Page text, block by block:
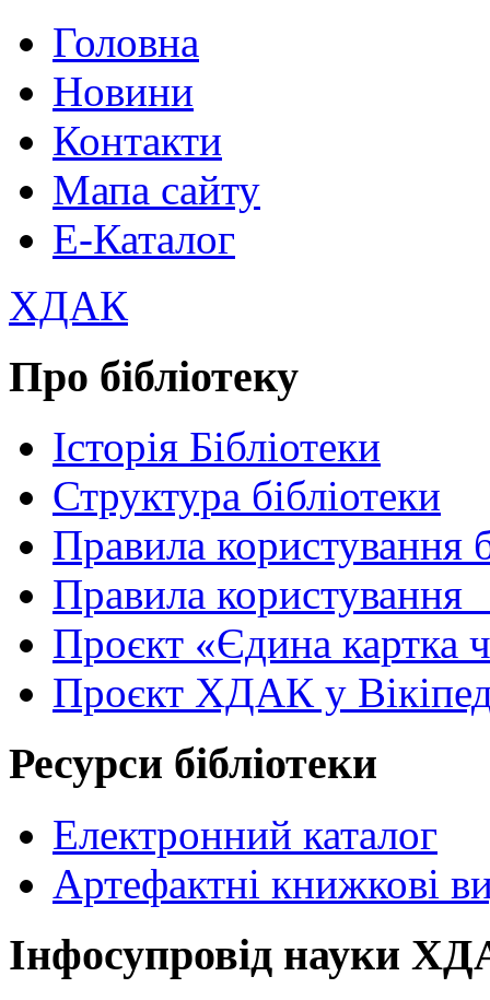
Головна
Новини
Контакти
Мапа сайту
Е-Каталог
ХДАК
Про бібліотеку
Історія Бібліотеки
Структура бібліотеки
Правила користування
Правила
Проєкт «Єдина картка
Проєкт ХДАК у
Ресурси бібліотеки
Електронний каталог
Артефактні книжкові
Інфосупровід науки